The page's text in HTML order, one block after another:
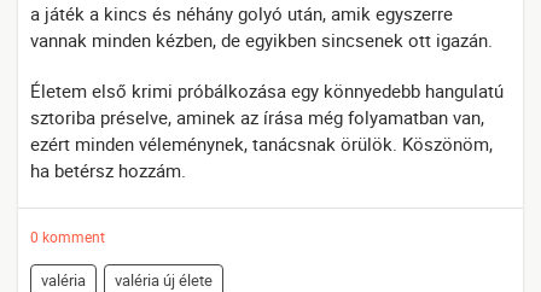
a játék a kincs és néhány golyó után, amik egyszerre
vannak minden kézben, de egyikben sincsenek ott igazán.
Életem első krimi próbálkozása egy könnyedebb hangulatú
sztoriba préselve, aminek az írása még folyamatban van,
ezért minden véleménynek, tanácsnak örülök. Köszönöm,
ha betérsz hozzám.
0 komment
valéria valéria új élete